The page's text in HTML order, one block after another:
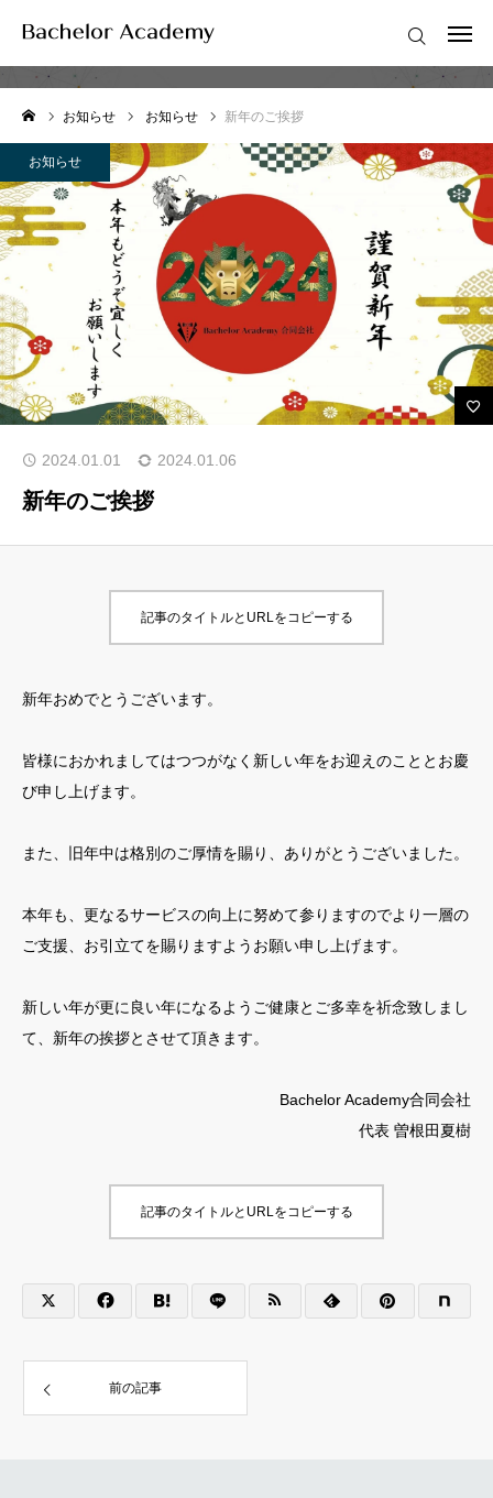
お知らせ
お知らせ お知らせ 新年のご挨拶
お知らせ
2024.01.01 2024.01.06
新年のご挨拶
記事のタイトルとURLをコピーする
新年おめでとうございます。
皆様におかれましてはつつがなく新しい年をお迎えのこととお慶
び申し上げます。
また、旧年中は格別のご厚情を賜り、ありがとうございました。
本年も、更なるサービスの向上に努めて参りますのでより一層の
ご支援、お引立てを賜りますようお願い申し上げます。
新しい年が更に良い年になるようご健康とご多幸を祈念致しまし
て、新年の挨拶とさせて頂きます。
Bachelor Academy合同会社
代表 曽根田夏樹
記事のタイトルとURLをコピーする
前の記事
ログイン 会員登録
はじめての方へ
紳士のための知的武装
モテ知識BLOG
講座案内
メンバーシップ
お問い合わせ
ブログ
特別優待サービス
お問い合わせ
メンバーシップ